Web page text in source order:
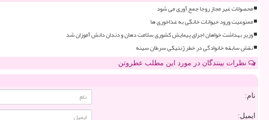
محصولات غیر مجاز روجا جمع آوری می شود
ممنوعیت ورود حیوانات خانگی به غذاخوری ها
وزیر بهداشت خواهان اجرای پیمایش کشوری سلامت دهان و دندان دانش آموزان شد
نقش سابقه خانوادگی در خطر ژنتیکی سرطان سینه
نظرات بینندگان در مورد این مطلب عطروتن
نام:
ایمیل: